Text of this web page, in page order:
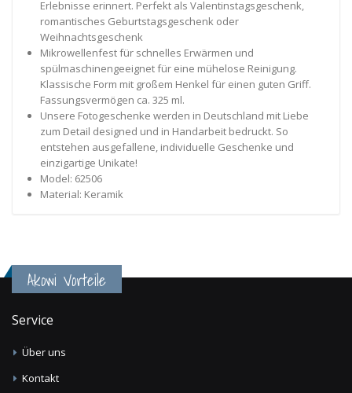
Erlebnisse erinnert. Perfekt als Valentinstagsgeschenk,
romantisches Geburtstagsgeschenk oder
Weihnachtsgeschenk
Mikrowellenfest für schnelles Erwärmen und
spülmaschinengeeignet für eine mühelose Reinigung.
Klassische Form mit großem Henkel für einen guten Griff.
Fassungsvermögen ca. 325 ml.
Unsere Fotogeschenke werden in Deutschland mit Liebe
zum Detail designed und in Handarbeit bedruckt. So
entstehen ausgefallene, individuelle Geschenke und
einzigartige Unikate!
Model: 62506
Material: Keramik
Akowi Vorteile
Service
Über uns
Kontakt